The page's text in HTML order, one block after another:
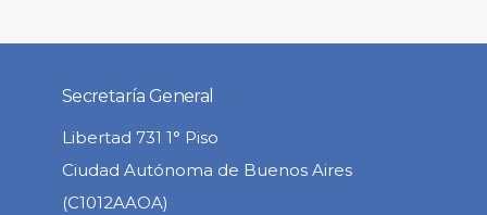
Secretaría General
Libertad 731 1° Piso
Ciudad Autónoma de Buenos Aires
(C1012AAOA)